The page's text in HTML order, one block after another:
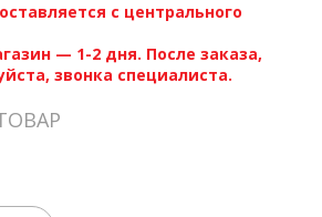
с центрального
— 1-2 дня. После заказа,
звонка специалиста.